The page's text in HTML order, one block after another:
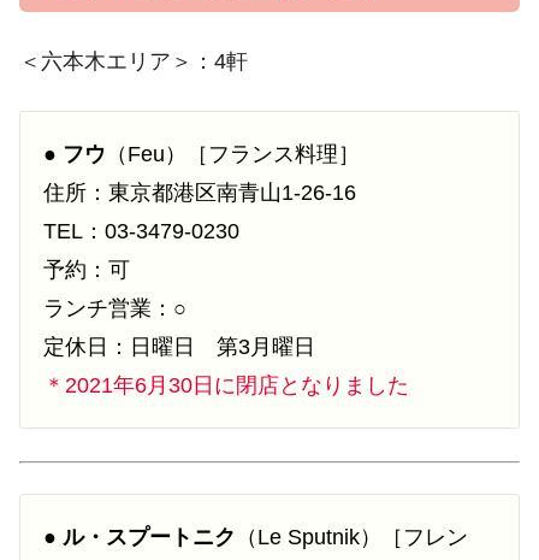
＜六本木エリア＞：4軒
● フウ （Feu）［フランス料理］
住所：東京都港区南青山1-26-16
TEL：03-3479-0230
予約：可
ランチ営業：○
定休日：日曜日 第3月曜日
＊2021年6月30日に閉店となりました
● ル・スプートニク （Le Sputnik）［フレン